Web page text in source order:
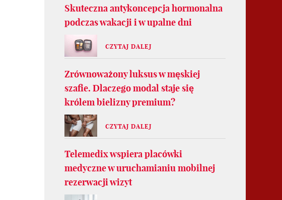
Skuteczna antykoncepcja hormonalna
podczas wakacji i w upalne dni
CZYTAJ DALEJ
Zrównoważony luksus w męskiej
szafie. Dlaczego modal staje się
królem bielizny premium?
CZYTAJ DALEJ
Telemedix wspiera placówki
medyczne w uruchamianiu mobilnej
rezerwacji wizyt